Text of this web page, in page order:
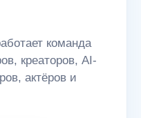
команда
креаторов, AI-
актёров и